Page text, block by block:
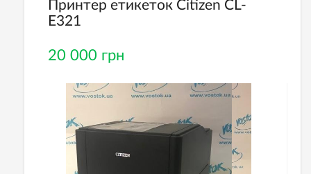
Принтер етикеток Citizen CL-
E321
20 000 грн